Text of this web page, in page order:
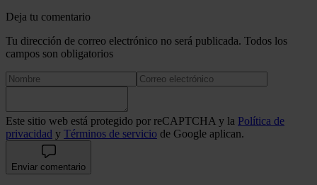
Deja tu comentario
Tu dirección de correo electrónico no será publicada. Todos los
campos son obligatorios
Este sitio web está protegido por reCAPTCHA y la Política de
privacidad y Términos de servicio de Google aplican.
Enviar comentario